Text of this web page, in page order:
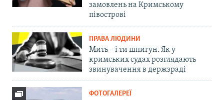
замовлень на Кримському
півострові
ПРАВА ЛЮДИНИ
Мить – і ти шпигун. Як у
кримських судах розглядають
звинувачення в держзраді
ФОТОГАЛЕРЕЇ